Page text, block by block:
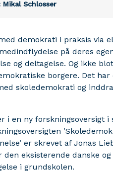
Mikal Schlosser
demokrati i praksis via
på deres
og deltagelse. Og ikke
borgere. Det
skoledemokrati og
i en ny forskningsoversigt i
er skrevet af Jonas
den eksisterende danske
i grundskolen.